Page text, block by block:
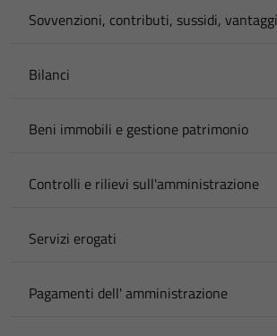
Sovvenzioni, contributi, sussidi,
Bilanci
Beni immobili e gestione patrimonio
Controlli e rilievi sull'amministrazione
Servizi erogati
Pagamenti dell' amministrazione